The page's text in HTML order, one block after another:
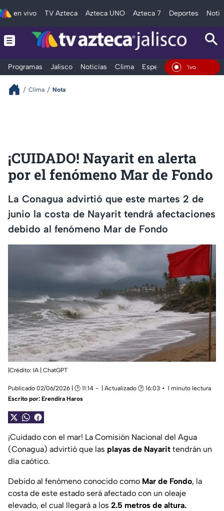
en vivo TV Azteca Azteca UNO Azteca 7 Deportes
Programas Jalisco Noticias Clima Espectáculos Deportes
En Vivo
Clima Nota
¡CUIDADO! Nayarit en alerta
por el fenómeno Mar de Fondo
La Conagua advirtió que este martes 2 de
junio la costa de Nayarit tendrá afectaciones
debido al fenómeno Mar de Fondo
|Crédito: IA | ChatGPT
Publicado 02/06/2026 | 🕑 11:14 | Actualizado 🕑 16:03
1 minuto lectura
Escrito por: Erendira Haros
¡Cuidado con el mar! La Comisión Nacional del Agua
(Conagua) advirtió que las playas de Nayarit tendrán un
día caótico.
Debido al fenómeno conocido como Mar de Fondo, la
costa de este estado será afectado con un oleaje
elevado, el cual llegará a los 2.5 metros de altura.